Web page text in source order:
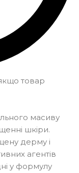
товар
масиву
шкіри.
дерму і
агентів
у формулу